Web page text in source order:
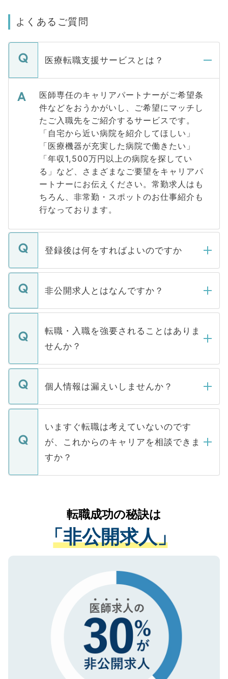
よくあるご質問
医療転職支援サービスとは？
医師専任のキャリアパートナーがご希望条
件などをおうかがいし、ご希望にマッチし
たご入職先をご紹介するサービスです。
「自宅から近い病院を紹介してほしい」
「医療機器が充実した病院で働きたい」
「年収1,500万円以上の病院を探してい
る」など、さまざまなご要望をキャリアパ
ートナーにお伝えください。常勤求人はも
ちろん、非常勤・スポットのお仕事紹介も
行なっております。
登録後は何をすればよいのですか
ご登録いただきましたら、弊社担当者がご
登録内容を確認し、その後メールもしくは
ます。通常、5営業日以内にはご連絡をせて
いただきますので、しばらくお待ちくださ
い。
非公開求人とはなんですか？
マイナビDOCTORで取り扱っている求人の
うち約3割は、Webサイトからご覧いただ
けない「非公開求人」です。非公開求人は
下記の理由によって、一般には公開してい
ません。
■応募殺到を避けるため 人気のある医療機
関を公にしてしまうと、応募が殺到する場
に、医療機関が求める条件に合った人材の
みを人材紹介会社に依頼するケースが増え
ています。
転職・入職を強要されることはありま
せんか？
転職・入職を強要することは一切ありませ
ん。また、仮に応募先から内定をいただい
定を承諾する必要はありません。内定先へ
の辞退の連絡はキャリアパートナーが行い
ますので、ご安心ください。
個人情報は漏えいしませんか？
個人情報が漏えいすることはありませんの
で、ご安心ください。当サイトからの登録
などで収集したご登録者様の個人情報は、
ご本人のキャリアアップおよび転職活動の
支援を目的に使用いたします。お預かりし
ているすべての個人データはご本人の許可
は、個人情報の取り扱いについての厳密な
管理基準を満たした事業者のみに付与され
る、プライバシーマークを取得済みです。
ご登録いただいた個人情報は、SSL（デー
で、機密保持に関してもご安心ください。
いますぐ転職は考えていないのです
が、これからのキャリアを相談できま
すか？
かがいして、現在の医療機関の状況や紹介
経験をまじえながら、適切なアドバイスを
させていただきます。すぐにご転職をされ
ない方には、長期的なサポートが可能です
ので、まずはご登録ください。
転職成功の秘訣は
「非公開求人」